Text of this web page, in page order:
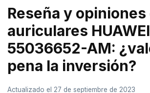
Reseña y opiniones
auriculares HUAWEI
55036652-AM:
pena la inversión?
Actualizado el 27 de septiembre de 2023